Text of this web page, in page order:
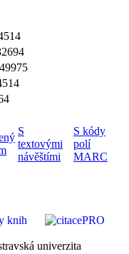
S
textovými
návěštími
S kódy
polí
MARC
univerzita